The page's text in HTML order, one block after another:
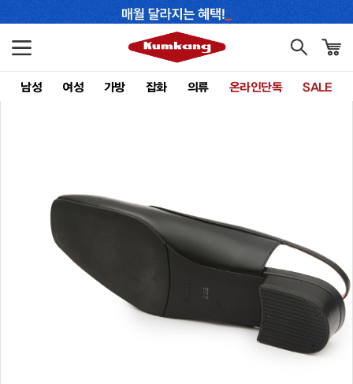
남성 여성 가방 잡화 의류 온라인단독 SALE